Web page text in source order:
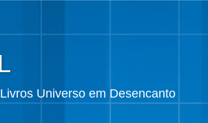
Universo em Desencanto